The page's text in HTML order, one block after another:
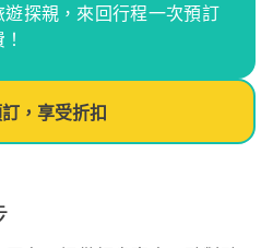
探親，來回行程一次預訂
，享受折扣